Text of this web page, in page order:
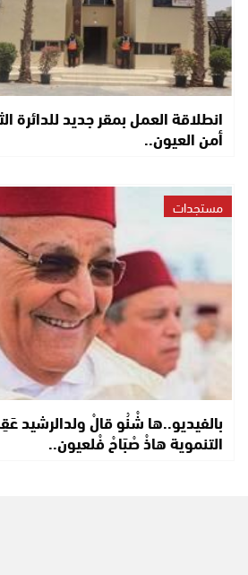
انطلاقة العمل بمقر جديد للدائرة
أمن العيون..
مستجدات
بالفيديو..ها شْنُو قالْ ولدالرشيد
التنموية هاذْ صْبَاحْ فْلعيون..